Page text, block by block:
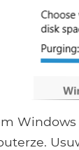
Windows